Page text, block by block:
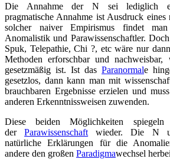
Die Annahme der N sei lediglich
pragmatische Annahme ist Ausdruck
solcher naiver Empirismus findet
Anomalistik und Parawissenschaftler.
Spuk, Telepathie, Chi ?, etc wäre nur
Methoden erforschbar und
gesetzmäßig ist. Ist das Paranormale
gesetzlos, dann kann man mit
brauchbaren Ergebnisse erzielen und
anderen Erkenntnissweisen zuwenden.
Diese beiden Möglichkeiten
derParawissenschaft wieder. Die N
natürliche Erklärungen für die
andere den großen Paradigmawechsel